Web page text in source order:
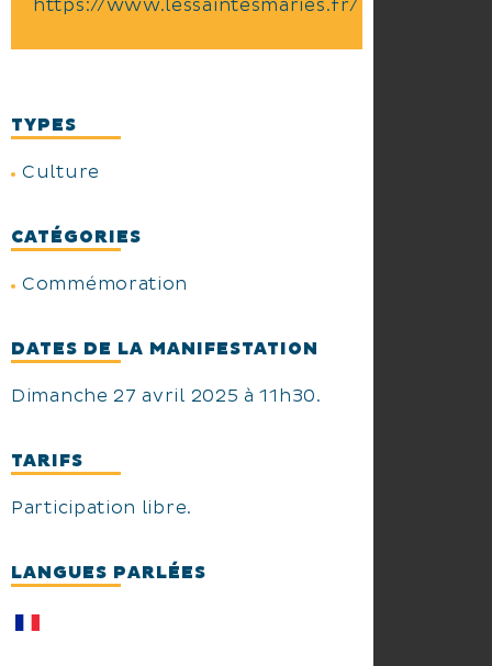
https://www.lessaintesmaries.fr/
TYPES
Culture
CATÉGORIES
Commémoration
DATES DE LA MANIFESTATION
Dimanche 27 avril 2025 à 11h30.
TARIFS
Participation libre.
LANGUES PARLÉES